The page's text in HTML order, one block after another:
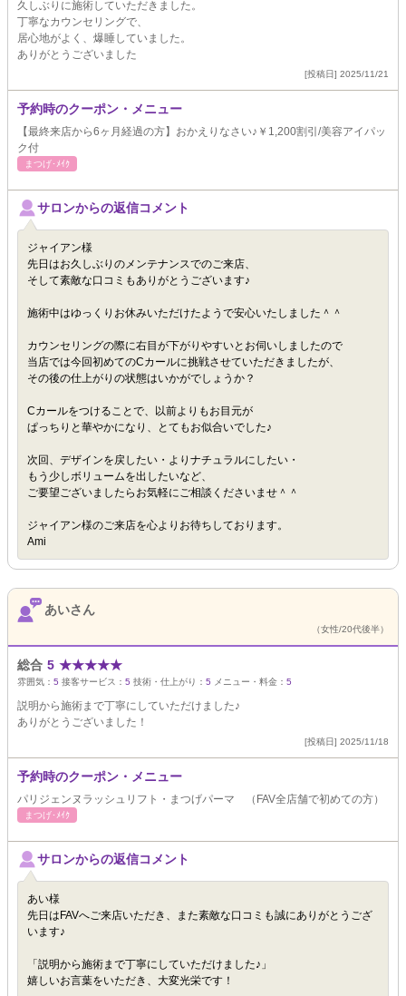
久しぶりに施術していただきました。
丁寧なカウンセリングで、
居心地がよく、爆睡していました。
ありがとうございました
[投稿日] 2025/11/21
予約時のクーポン・メニュー
【最終来店から6ヶ月経過の方】おかえりなさい♪￥1,200割引/美容アイパッ
ク付
まつげ･ﾒｲｸ
サロンからの返信コメント
ジャイアン様
先日はお久しぶりのメンテナンスでのご来店、
そして素敵な口コミもありがとうございます♪
施術中はゆっくりお休みいただけたようで安心いたしました＾＾
カウンセリングの際に右目が下がりやすいとお伺いしましたので
当店では今回初めてのCカールに挑戦させていただきましたが、
その後の仕上がりの状態はいかがでしょうか？
Cカールをつけることで、以前よりもお目元が
ぱっちりと華やかになり、とてもお似合いでした♪
次回、デザインを戻したい・よりナチュラルにしたい・
もう少しボリュームを出したいなど、
ご要望ございましたらお気軽にご相談くださいませ＾＾
ジャイアン様のご来店を心よりお待ちしております。
Ami
あいさん
（女性/20代後半）
総合 5 ★★★★★
雰囲気： 5 接客サービス： 5 技術・仕上がり： 5 メニュー・料金： 5
説明から施術まで丁寧にしていただけました♪
ありがとうございました！
[投稿日] 2025/11/18
予約時のクーポン・メニュー
パリジェンヌラッシュリフト・まつげパーマ （FAV全店舗で初めての方）
まつげ･ﾒｲｸ
サロンからの返信コメント
あい様
先日はFAVへご来店いただき、また素敵な口コミも誠にありがとうござ
います♪
「説明から施術まで丁寧にしていただけました♪」
嬉しいお言葉をいただき、大変光栄です！